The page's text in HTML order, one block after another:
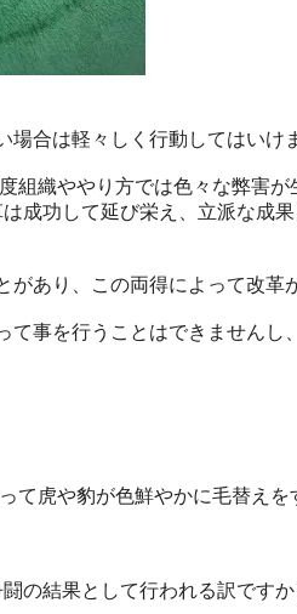
場合は軽々しく行動してはいけ
組織ややり方では色々な弊害が
成功 して延び栄え、立派な成
があり 、この両得によって改革
て事を行うことはできませんし
て虎や豹が色鮮やかに毛替えを
闘の結果として行われる訳です